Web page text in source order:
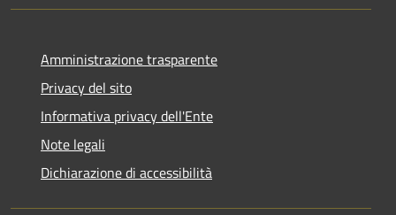
Amministrazione trasparente
Privacy del sito
Informativa privacy dell'Ente
Note legali
Dichiarazione di accessibilità